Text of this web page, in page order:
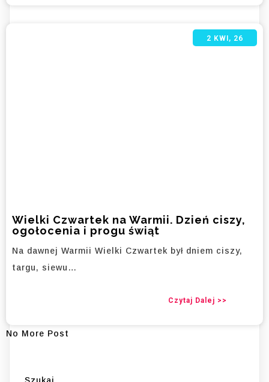
Wielki Czwartek na Warmii. Dzień ciszy,
ogołocenia i progu świąt
2 KWI, 26
Na dawnej Warmii Wielki Czwartek był dniem ciszy,
targu, siewu…
Czytaj Dalej >>
No More Post
Szukaj